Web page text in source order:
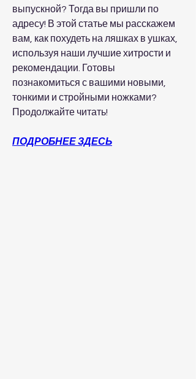
выпускной? Тогда вы пришли по
адресу! В этой статье мы расскажем
вам, как похудеть на ляшках в ушках,
используя наши лучшие хитрости и
рекомендации. Готовы
познакомиться с вашими новыми,
тонкими и стройными ножками?
Продолжайте читать!
ПОДРОБНЕЕ ЗДЕСЬ